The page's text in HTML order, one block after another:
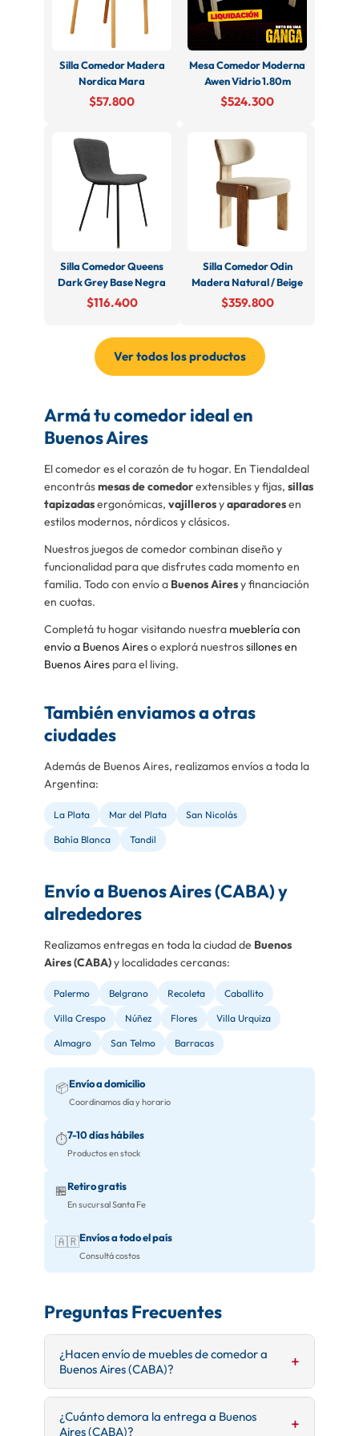
Silla Comedor Madera
Nordica Mara
$57.800
Mesa Comedor Moderna
Awen Vidrio 1.80m
$524.300
Silla Comedor Queens
Dark Grey Base Negra
$116.400
Silla Comedor Odin
Madera Natural / Beige
$359.800
Ver todos los productos
Armá tu comedor ideal en
Buenos Aires
El comedor es el corazón de tu hogar. En TiendaIdeal
encontrásmesas de comedorextensibles y fijas, sillas
tapizadasergonómicas, vajillerosyaparadoresen
estilos modernos, nórdicos y clásicos.
Nuestros juegos de comedor combinan diseño y
funcionalidad para que disfrutes cada momento en
familia. Todo con envío a Buenos Airesy financiación
en cuotas.
Completá tu hogar visitando nuestra mueblería con
envío a Buenos Aireso explorá nuestrossillones en
Buenos Aires para el living.
También enviamos a otras
ciudades
Además de Buenos Aires, realizamos envíos a toda la
Argentina:
La Plata Mar del Plata San Nicolás
Bahía Blanca Tandil
Envío a Buenos Aires (CABA) y
alrededores
Realizamos entregas en toda la ciudad de Buenos
Aires (CABA)y localidades cercanas:
Palermo Belgrano Recoleta Caballito
Villa Crespo Núñez Flores Villa Urquiza
Almagro San Telmo Barracas
📦Envío a domicilio
Coordinamos día y horario
⏱️7-10 días hábiles
Productos en stock
🏪Retiro gratis
En sucursal Santa Fe
🇦🇷Envíos a todo el país
Consultá costos
Preguntas Frecuentes
¿Hacen envío de muebles de comedor a
Buenos Aires (CABA)?
todo tipo de muebles de comedor a Buenos
¿Cuánto demora la entrega a Buenos
Aires (CABA)?